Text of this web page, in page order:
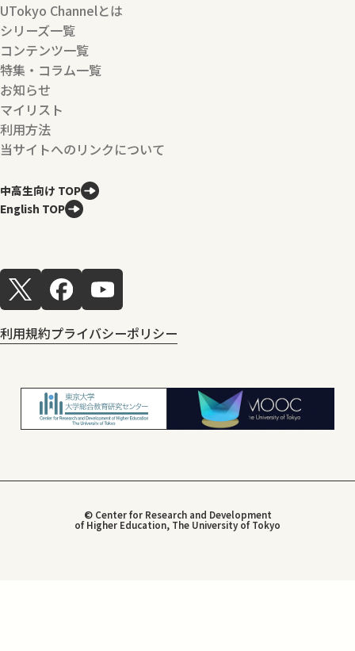
UTokyo Channelとは
シリーズ一覧
コンテンツ一覧
特集・コラム一覧
お知らせ
マイリスト
利用方法
当サイトへのリンクについて
中高生向け TOP
English TOP
利用規約プライバシーポリシー
© Center for Research and Development
of Higher Education, The University of Tokyo